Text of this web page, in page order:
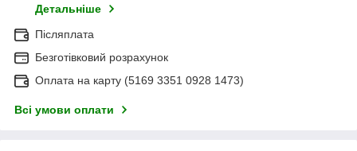
Детальніше
Післяплата
Безготівковий розрахунок
Оплата на карту (5169 3351 0928 1473)
Всі умови оплати